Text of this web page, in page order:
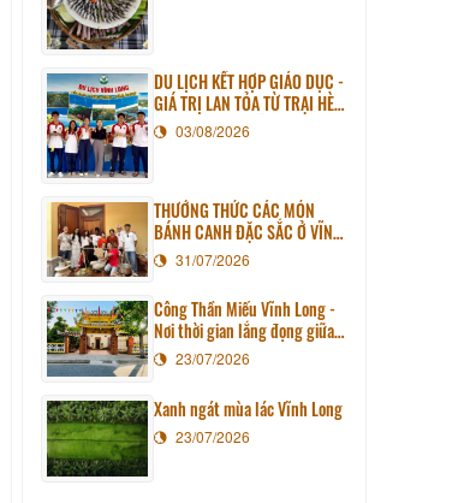
DU LỊCH KẾT HỢP GIÁO DỤC -
GIÁ TRỊ LAN TỎA TỪ TRẠI HÈ
PHƯƠNG NAM NĂM 2026
03/08/2026
THƯỞNG THỨC CÁC MÓN
BÁNH CANH ĐẶC SẮC Ở VĨNH
LONG31/07/2026
Công Thần Miếu Vĩnh Long -
Nơi thời gian lắng đọng giữa
lòng phố thị
23/07/2026
Xanh ngát mùa lác Vĩnh Long
23/07/2026